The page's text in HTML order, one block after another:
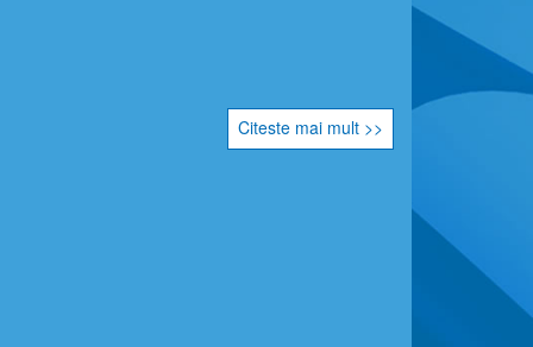
Citeste mai mult >>